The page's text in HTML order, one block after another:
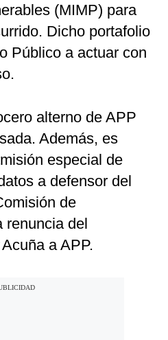
(MIMP) para
Dicho portafolio
Público a actuar con
alterno de APP
Además, es
especial de
a defensor del
de
renuncia del
a APP.